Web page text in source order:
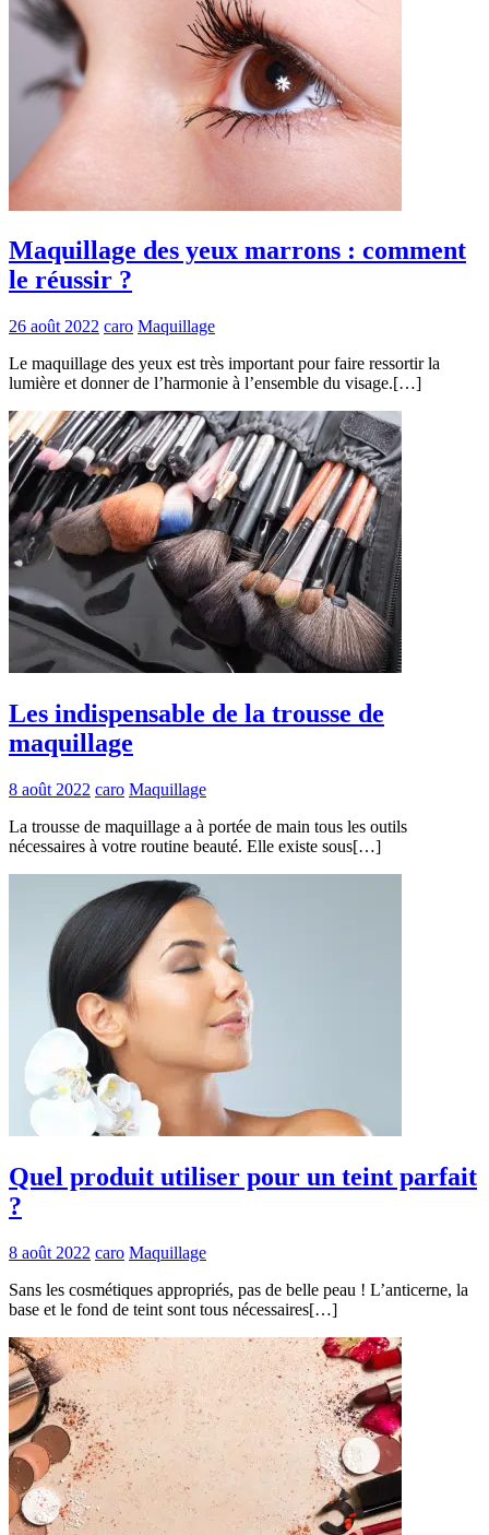
Maquillage des yeux marrons : comment
le réussir ?
26 août 2022 caro Maquillage
Le maquillage des yeux est très important pour faire ressortir la
lumière et donner de l’harmonie à l’ensemble du visage.[…]
Les indispensable de la trousse de
maquillage
8 août 2022 caro Maquillage
La trousse de maquillage a à portée de main tous les outils
nécessaires à votre routine beauté. Elle existe sous[…]
Quel produit utiliser pour un teint parfait
?
8 août 2022 caro Maquillage
Sans les cosmétiques appropriés, pas de belle peau ! L’anticerne, la
base et le fond de teint sont tous nécessaires[…]